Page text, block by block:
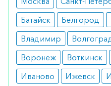
физической). Главные
симптомов тяжелых
кровообращения,
сосудов, низкая
агрегация тромбоцитов.
Противопоказания
Батайск
Белгород
Владимир
Воронеж
Воткинск
Иваново
Ижевск